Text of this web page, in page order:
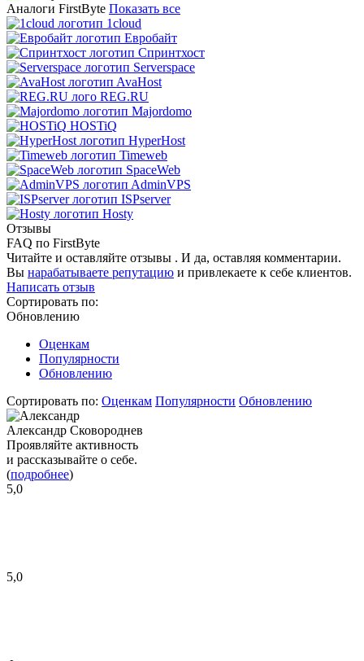
Аналоги FirstByte Показать все
1cloud
Евробайт
Спринтхост
Serverspace
AvaHost
REG.RU
Majordomo
HOSTiQ
HyperHost
Timeweb
SpaceWeb
AdminVPS
ISPserver
Hosty
Отзывы
FAQ по FirstByte
Читайте и оставляйте отзывы . И да, оставляя комментарии.
Вы нарабатываете репутацию и привлекаете к себе клиентов.
Написать отзыв
Сортировать по:
Обновлению
Оценкам
Популярности
Обновлению
Сортировать по: Оценкам Популярности Обновлению
Александр Сковороднев
Проявляйте активность
и рассказывайте о себе.
(подробнее)
5,0
5,0